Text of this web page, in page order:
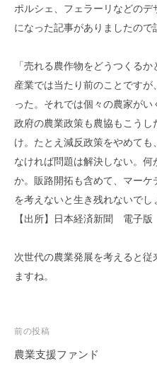
宏
章
務
所
ポルシェ、フェラーリなどの
になった記事がありましたので
「売れる農作物をどうつくるか
産業では当たり前のことです
った。 それでは個々の農家がい
政府の農業政策も農協もこう
け。 たとえ減反政策をやめて
なければ問題は解決しない。何
か。 販路開拓も含めて、マーケ
を考えないと生き残れないでし
【出所】日本経済新聞 電子版
次世代の農業発展を考えると従
ますね。
投
稿
前の投稿
農業支援ファンド